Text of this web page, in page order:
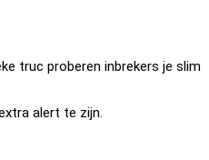
truc proberen inbrekers je slim
alert te zijn.